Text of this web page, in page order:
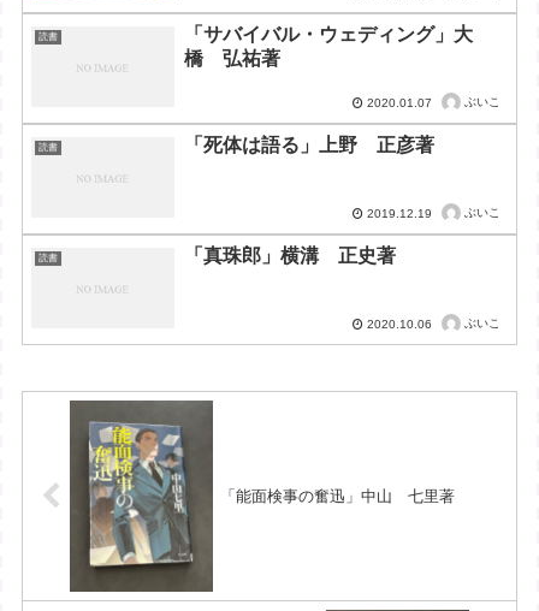
読書
「サバイバル・ウェディング」大
橋 弘祐著
2020.01.07 ぶいこ
読書 「死体は語る」上野 正彦著
2019.12.19 ぶいこ
読書 「真珠郎」横溝 正史著
2020.10.06 ぶいこ
「能面検事の奮迅」中山 七里著